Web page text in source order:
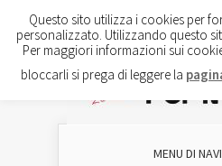
MENU DI
Questo sito utilizza i cookies per
personalizzato. Utilizzando questo
Per maggiori informazioni sui
bloccarli si prega di leggere la